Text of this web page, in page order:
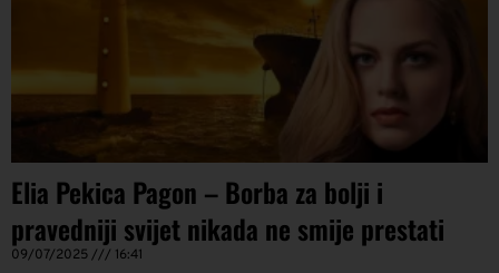
Elia Pekica Pagon – Borba za bolji i
pravedniji svijet nikada ne smije prestati
09/07/2025 16:41